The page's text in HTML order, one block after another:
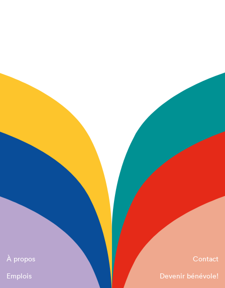
À propos
Contact
Emplois
Devenir bénévole!